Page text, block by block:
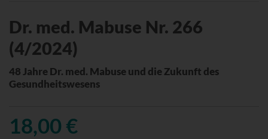
Dr. med. Mabuse Nr. 266
(4/2024)
48 Jahre Dr. med. Mabuse und die Zukunft des
Gesundheitswesens
18,00 €